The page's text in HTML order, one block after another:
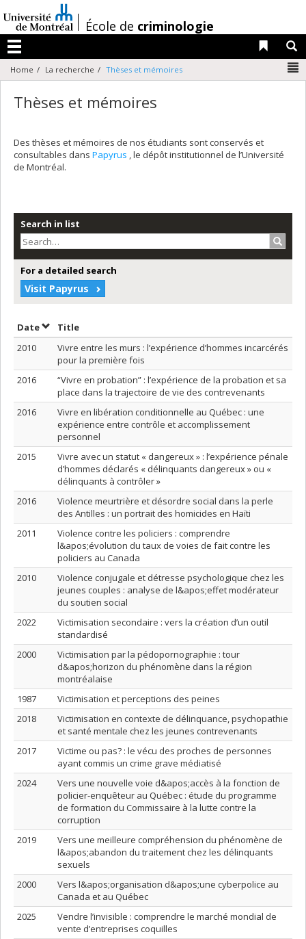
au
contenu
/École de criminologie
Menu
Liens
Home La recherche Thèses et mémoires
Thèses et mémoires
Des thèses et mémoires de nos étudiants sont conservés et
consultables dans Papyrus , le dépôt institutionnel de l’Université
de Montréal.
Search in list
For a detailed search
Visit Papyrus
DateSort by date in descending order
Title
2010
Vivre entre les murs : l’expérience d’hommes incarcérés
pour la première fois
2016
“Vivre en probation” : l’expérience de la probation et sa
place dans la trajectoire de vie des contrevenants
2016
Vivre en libération conditionnelle au Québec : une
expérience entre contrôle et accomplissement
personnel
2015
Vivre avec un statut « dangereux » : l’expérience pénale
d’hommes déclarés « délinquants dangereux » ou «
délinquants à contrôler »
2016
Violence meurtrière et désordre social dans la perle
des Antilles : un portrait des homicides en Haïti
2011
Violence contre les policiers : comprendre
l&apos;évolution du taux de voies de fait contre les
policiers au Canada
2010
Violence conjugale et détresse psychologique chez les
jeunes couples : analyse de l&apos;effet modérateur
du soutien social
2022
Victimisation secondaire : vers la création d’un outil
standardisé
2000
Victimisation par la pédopornographie : tour
d&apos;horizon du phénomène dans la région
montréalaise
1987
Victimisation et perceptions des peines
2018
Victimisation en contexte de délinquance, psychopathie
et santé mentale chez les jeunes contrevenants
2017
Victime ou pas? : le vécu des proches de personnes
ayant commis un crime grave médiatisé
2024
Vers une nouvelle voie d&apos;accès à la fonction de
policier-enquêteur au Québec : étude du programme
de formation du Commissaire à la lutte contre la
corruption
2019
Vers une meilleure compréhension du phénomène de
l&apos;abandon du traitement chez les délinquants
sexuels
2000
Vers l&apos;organisation d&apos;une cyberpolice au
Canada et au Québec
2025
Vendre l’invisible : comprendre le marché mondial de
vente d’entreprises coquilles